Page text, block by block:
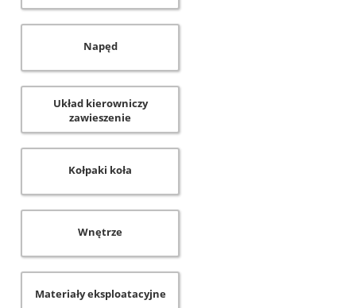
Napęd
Układ kierowniczy
zawieszenie
Kołpaki koła
Wnętrze
Materiały eksploatacyjne